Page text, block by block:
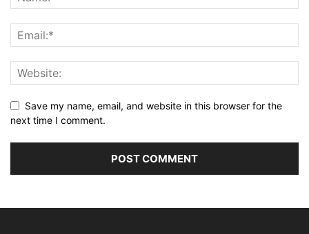
Save my name, email, and website in this browser for the
next time I comment.